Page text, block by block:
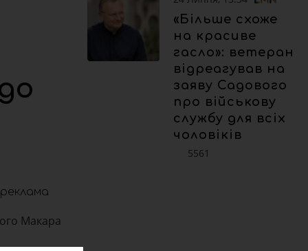
реклама
Макара
«Більше схоже
на красиве
гасло»: ветеран
відреагував на
заяву Садового
про військову
службу для всіх
чоловіків
5561